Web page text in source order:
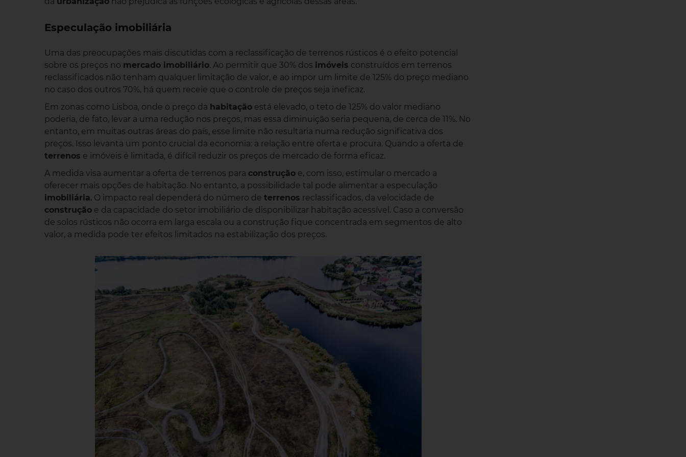
Especulação imobiliária
Uma das preocupações mais discutidas com a reclassificação de terrenos rústicos é o efeito potencial
sobre os preços no mercado imobiliário. Ao permitir que 30% dos imóveis construídos em terrenos
reclassificados não tenham qualquer limitação de valor, e ao impor um limite de 125% do preço mediano
no caso dos outros 70%, há quem receie que o controle de preços seja ineficaz.
Em zonas como Lisboa, onde o preço da habitação está elevado, o teto de 125% do valor mediano
poderia, de fato, levar a uma redução nos preços, mas essa diminuição seria pequena, de cerca de 11%. No
entanto, em muitas outras áreas do país, esse limite não resultaria numa redução significativa dos
preços. Isso levanta um ponto crucial da economia: a relação entre oferta e procura. Quando a oferta de
terrenos e imóveis é limitada, é difícil reduzir os preços de mercado de forma eficaz.
A medida visa aumentar a oferta de terrenos para construção e, com isso, estimular o mercado a
oferecer mais opções de habitação. No entanto, a possibilidade tal pode alimentar a especulação
imobiliária. O impacto real dependerá do número de terrenos reclassificados, da velocidade de
construção e da capacidade do setor imobiliário de disponibilizar habitação acessível. Caso a conversão
de solos rústicos não ocorra em larga escala ou a construção fique concentrada em segmentos de alto
valor, a medida pode ter efeitos limitados na estabilização dos preços.